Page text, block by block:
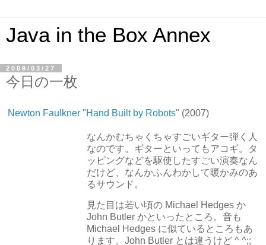
Java in the Box Annex
2009/03/27
今日の一枚
Newton Faulkner "Hand Built by Robots" (2007)
なんかむちゃくちゃすごいギター弾く人
なのです。ギターといってもアコギ。タ
ッピングなどを駆使したすごい演奏なん
だけど、なんかふんわかして暖かみのあ
るサウンド。
見た目は若い頃の Michael Hedges か
John Butler かといったところ。音も
Michael Hedges に似ているところもあ
ります。John Butler とは違うけど ^ ^;;